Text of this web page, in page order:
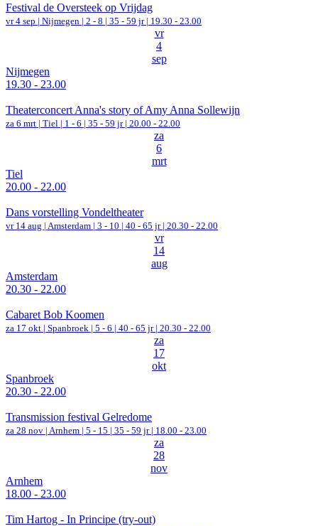
Festival de Oversteek op Vrijdag
vr 4 sep | Nijmegen | 2 - 8 | 35 - 59 jr | 19.30 - 23.00
vr
4
sep
Nijmegen
19.30 - 23.00
Theaterconcert Anna's story of Amy Anna Sollewijn
za 6 mrt | Tiel | 1 - 6 | 35 - 59 jr | 20.00 - 22.00
za
6
mrt
Tiel
20.00 - 22.00
Dans vorstelling Vondeltheater
vr 14 aug | Amsterdam | 3 - 10 | 40 - 65 jr | 20.30 - 22.00
vr
14
aug
Amsterdam
20.30 - 22.00
Cabaret Bob Koomen
za 17 okt | Spanbroek | 5 - 6 | 40 - 65 jr | 20.30 - 22.00
za
17
okt
Spanbroek
20.30 - 22.00
Transmission festival Gelredome
za 28 nov | Arnhem | 5 - 15 | 35 - 59 jr | 18.00 - 23.00
za
28
nov
Arnhem
18.00 - 23.00
Tim Hartog - In Principe (try-out)